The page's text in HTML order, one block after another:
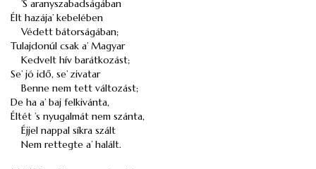
’S aranyszabadságában
Élt hazája’ kebelében
Védett bátorságában;
Tulajdonúl csak a’ Magyar
Kedvelt hív barátkozást;
Se’ jó idő, se’ zivatar
Benne nem tett változást;
De ha a’ baj felkivánta,
Éltét ’s nyugalmát nem szánta,
Éjjel nappal síkra szált
Nem rettegte a’ halált.